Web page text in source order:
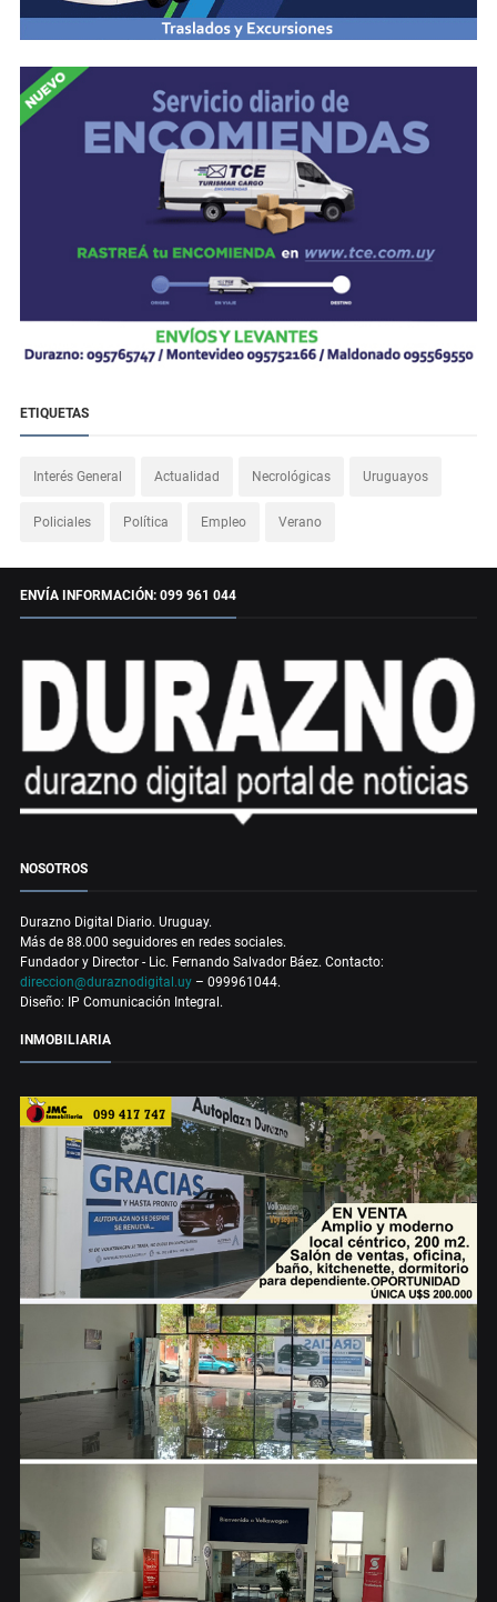
ETIQUETAS
Interés General Actualidad Necrológicas Uruguayos
Policiales Política Empleo Verano
ENVÍA INFORMACIÓN: 099 961 044
NOSOTROS
Durazno Digital Diario. Uruguay.
Más de 88.000 seguidores en redes sociales.
Fundador y Director - Lic. Fernando Salvador Báez. Contacto:
direccion@duraznodigital.uy – 099961044.
Diseño: IP Comunicación Integral.
INMOBILIARIA